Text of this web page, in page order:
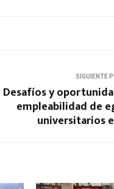
SIGUIENTE
Desafíos y
empleabilidad de
universitarios